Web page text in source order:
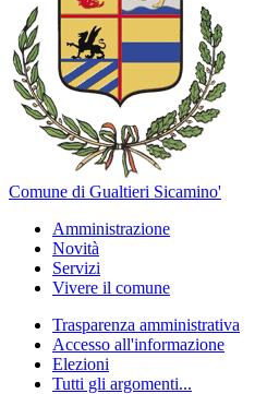
Comune di Gualtieri Sicamino'
Amministrazione
Novità
Servizi
Vivere il comune
Trasparenza amministrativa
Accesso all'informazione
Elezioni
Tutti gli argomenti...